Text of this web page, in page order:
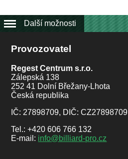
Další možnosti
Provozovatel
Regest Centrum s.r.o.
Zálepská 138
252 41 Dolní Břežany-Lhota
Česká republika
IČ: 27898709, DIČ: CZ27898709
Tel.: +420 606 766 132
E-mail: info@billiard-pro.cz